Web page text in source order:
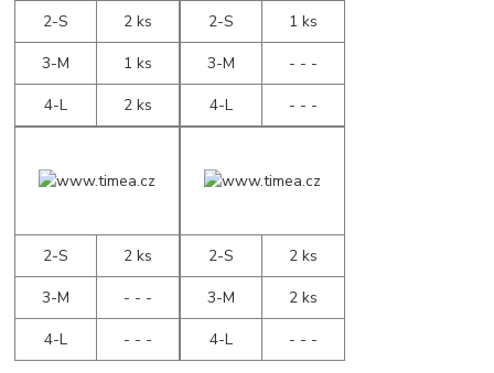
2-S
2 ks
3-M
1 ks
4-L
2 ks
2-S
1 ks
3-M
- - -
4-L
- - -
2-S
2 ks
3-M
- - -
4-L
- - -
2-S
2 ks
3-M
2 ks
4-L
- - -